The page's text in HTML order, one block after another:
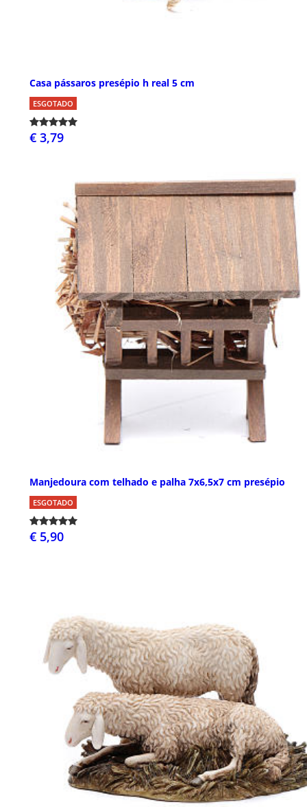
Casa pássaros presépio h real 5 cm
ESGOTADO
€ 3,79
Manjedoura com telhado e palha 7x6,5x7 cm presépio
ESGOTADO
€ 5,90